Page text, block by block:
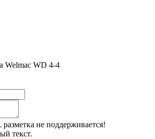
Welmac WD 4-4
не поддерживается!
текст.